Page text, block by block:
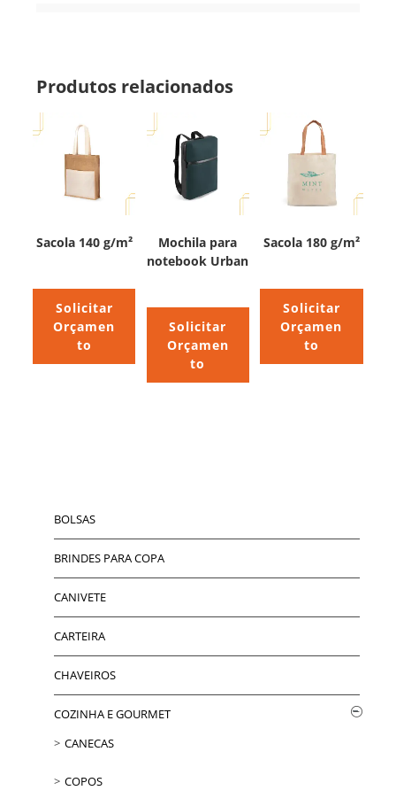
Produtos relacionados
Sacola 140 g/m²
Solicitar
Orçamen
to
Mochila para
notebook Urban
Solicitar
Orçamen
to
Sacola 180 g/m²
Solicitar
Orçamen
to
BOLSAS
BRINDES PARA COPA
CANIVETE
CARTEIRA
CHAVEIROS
COZINHA E GOURMET
CANECAS
COPOS